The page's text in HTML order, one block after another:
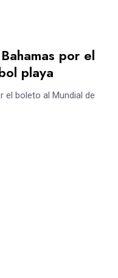
por el
playa
el boleto al Mundial de